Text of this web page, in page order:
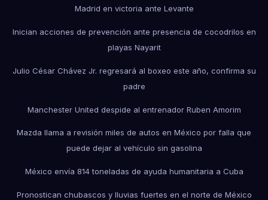
Madrid en victoria ante Levante
Inician acciones de prevención ante presencia de cocodrilos en
playas Nayarit
Julio César Chávez Jr. regresará al boxeo este año, confirma su
padre
Manchester United despide al entrenador Ruben Amorim
Mazda llama a revisión miles de autos en México por falla que
puede dejar al vehículo sin gasolina
México envía 814 toneladas de ayuda humanitaria a Cuba
Pronostican chubascos y lluvias fuertes en el norte de México